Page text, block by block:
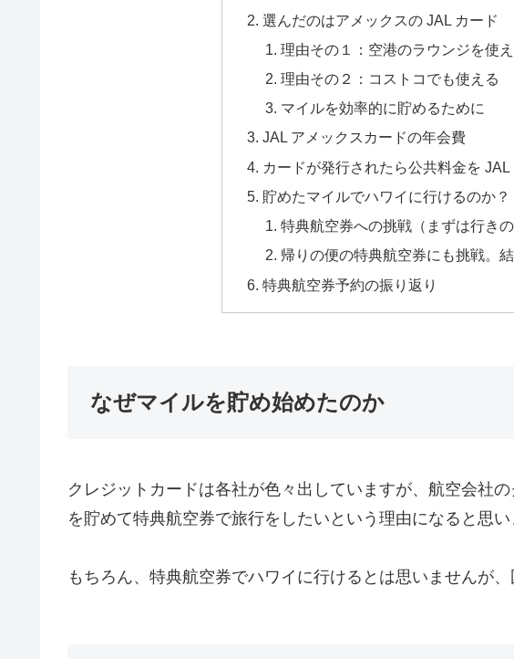
選んだのはアメックスの JAL カード
理由その１：空港のラウンジを使
理由その２：コストコでも使える
マイルを効率的に貯めるために
JAL アメックスカードの年会費
カードが発行されたら公共料金を
貯めたマイルでハワイに行けるのか？
特典航空券への挑戦（まずは行きの
帰りの便の特典航空券にも挑戦。結
特典航空券予約の振り返り
なぜマイルを貯め始めたのか
クレジットカードは各社が色々出していますが、航空会社
を貯めて特典航空券で旅行をしたいという理由になると思い
もちろん、特典航空券でハワイに行けるとは思いませんが